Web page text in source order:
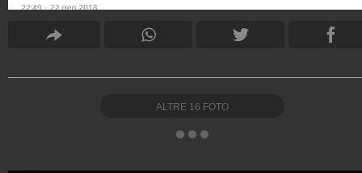
ALTRE 16 FOTO